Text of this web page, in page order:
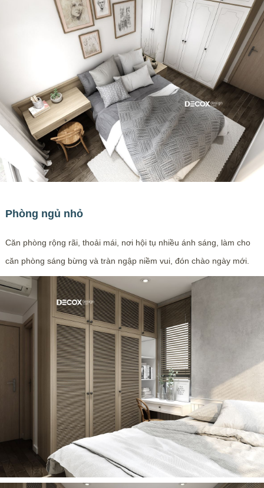
Phòng ngủ nhỏ
Căn phòng rộng rãi, thoải mái, nơi hội tụ nhiều ánh sáng, làm cho
căn phòng sáng bừng và tràn ngập niềm vui, đón chào ngày mới.